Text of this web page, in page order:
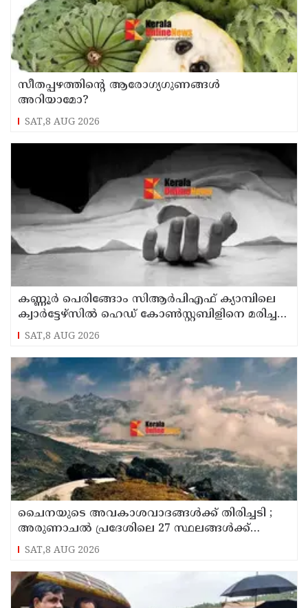
സീതപ്പഴത്തിന്റെ ആരോഗ്യഗുണങ്ങൾ
അറിയാമോ?
SAT,8 AUG 2026
കണ്ണൂര്‍ പെരിങ്ങോം സിആര്‍പിഎഫ് ക്യാമ്പിലെ
ക്വാര്‍ട്ടേഴ്സില്‍ ഹെഡ് കോണ്‍സ്റ്റബിളിനെ മരിച്ച
നിലയില്‍ കണ്ടെത്തി
SAT,8 AUG 2026
ചൈനയുടെ അവകാശവാദങ്ങൾക്ക് തിരിച്ചടി ;
അരുണാചൽ പ്രദേശിലെ 27 സ്ഥലങ്ങൾക്ക്
ഔദ്യോഗിക പേരുകൾ നൽകി ഇന്ത്യ
SAT,8 AUG 2026